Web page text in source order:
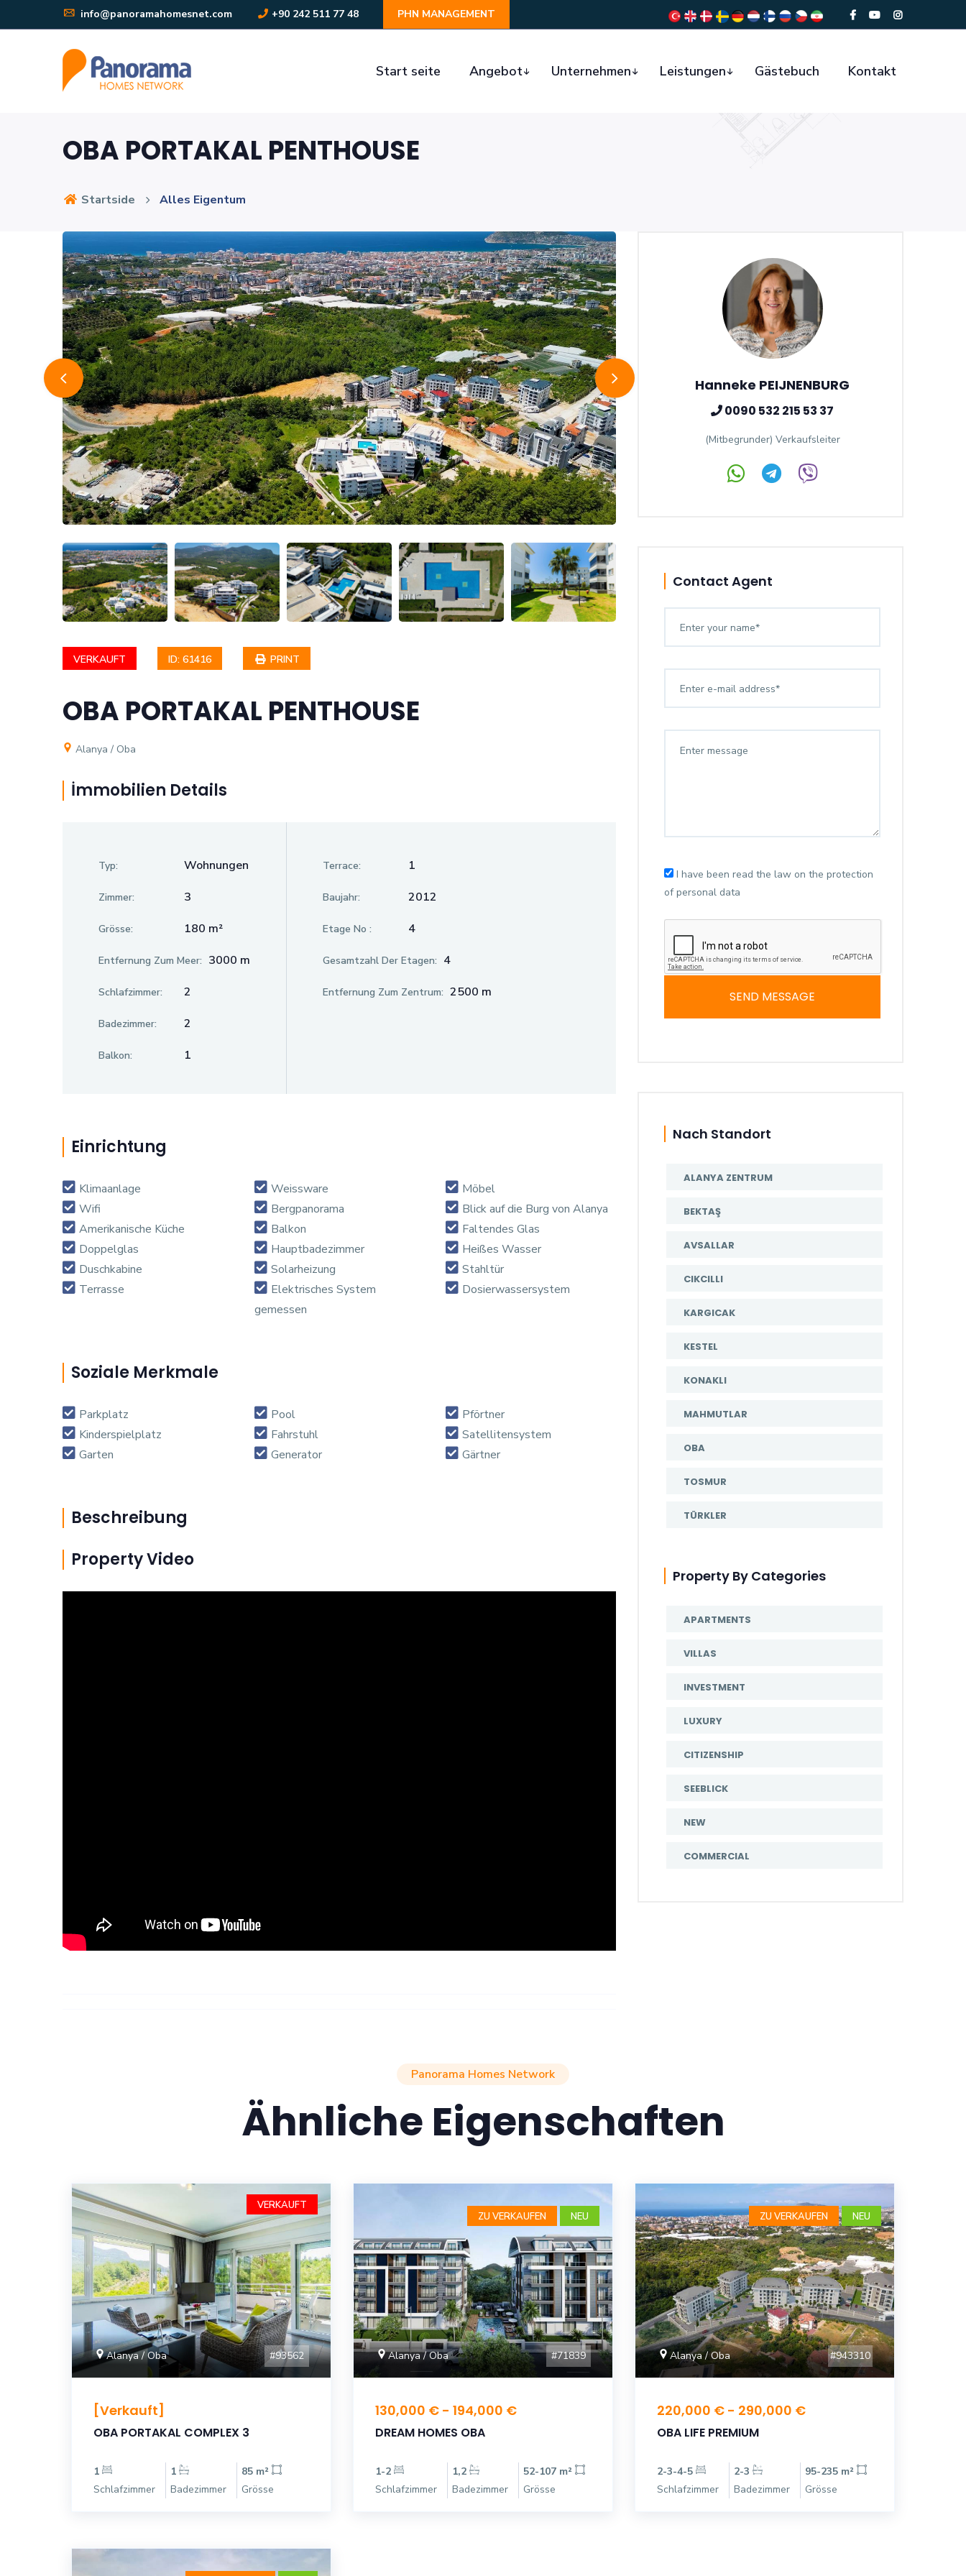
info@panoramahomesnet.com +90 242 511 77 48 PHN MANAGEMENT
Start seite Angebot Unternehmen Leistungen Gästebuch Kontakt
OBA PORTAKAL PENTHOUSE
Startside Alles Eigentum
VERKAUFT ID: 61416 PRINT
OBA PORTAKAL PENTHOUSE
Alanya / Oba
İmmobilien Details
Typ: Wohnungen
Zimmer: 3
Grösse: 180 m²
Entfernung Zum Meer: 3000 m
Schlafzimmer: 2
Badezimmer: 2
Balkon: 1
Terrace: 1
Baujahr: 2012
Etage No : 4
Gesamtzahl Der Etagen: 4
Entfernung Zum Zentrum: 2500 m
Einrichtung
Klimaanlage Weissware
Möbel
Wifi
Bergpanorama
Blick auf die Burg von Alanya
Amerikanische Küche
Balkon
Faltendes Glas
Doppelglas
Hauptbadezimmer
Heißes Wasser
Duschkabine
Solarheizung
Stahltür
Terrasse
Elektrisches System
gemessen
Dosierwassersystem
Soziale Merkmale
Parkplatz Pool
Pförtner
Kinderspielplatz
Fahrstuhl
Satellitensystem
Garten
Generator Gärtner
Beschreibung
Property Video
Hanneke PEIJNENBURG
0090 532 215 53 37
(Mitbegrunder) Verkaufsleiter
Contact Agent
I have been read the law on the protection
of personal data
SEND MESSAGE
Nach Standort
ALANYA ZENTRUM
BEKTAŞ
AVSALLAR
CIKCILLI
KARGICAK
KESTEL
KONAKLI
MAHMUTLAR
OBA
TOSMUR
TÜRKLER
Property By Categories
APARTMENTS
VILLAS
INVESTMENT
LUXURY
CITIZENSHIP
SEEBLICK
NEW
COMMERCIAL
Panorama Homes Network
Ähnliche Eigenschaften
VERKAUFT
Alanya / Oba #93562
[Verkauft]
OBA PORTAKAL COMPLEX 3
1
Schlafzimmer
1
Badezimmer
85 m²
Grösse
ZU VERKAUFEN NEU
Alanya / Oba #71839
130,000 € - 194,000 €
DREAM HOMES OBA
1-2
Schlafzimmer
1,2
Badezimmer
52-107 m²
Grösse
ZU VERKAUFEN NEU
Alanya / Oba #943310
220,000 € - 290,000 €
OBA LIFE PREMIUM
2-3-4-5
Schlafzimmer
2-3
Badezimmer
95-235 m²
Grösse